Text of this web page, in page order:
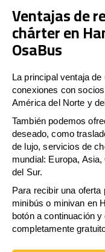
Ventajas de
chárter en
OsaBus
La principal ventaja
conexiones con
América del Norte y
También podemos
deseado, como
de lujo, servicios de
mundial: Europa,
del Sur.
Para recibir una oferta
minibús o minivan en
botón a continuación
completamente